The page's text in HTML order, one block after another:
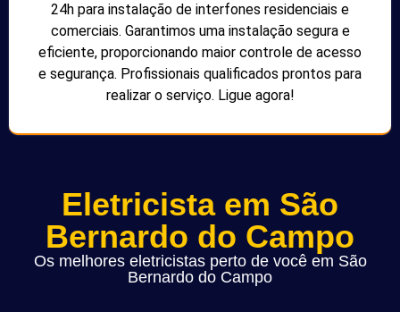
24h para instalação de interfones residenciais e
comerciais. Garantimos uma instalação segura e
eficiente, proporcionando maior controle de acesso
e segurança. Profissionais qualificados prontos para
realizar o serviço. Ligue agora!
Eletricista em São
Bernardo do Campo
Os melhores eletricistas perto de você em São
Bernardo do Campo